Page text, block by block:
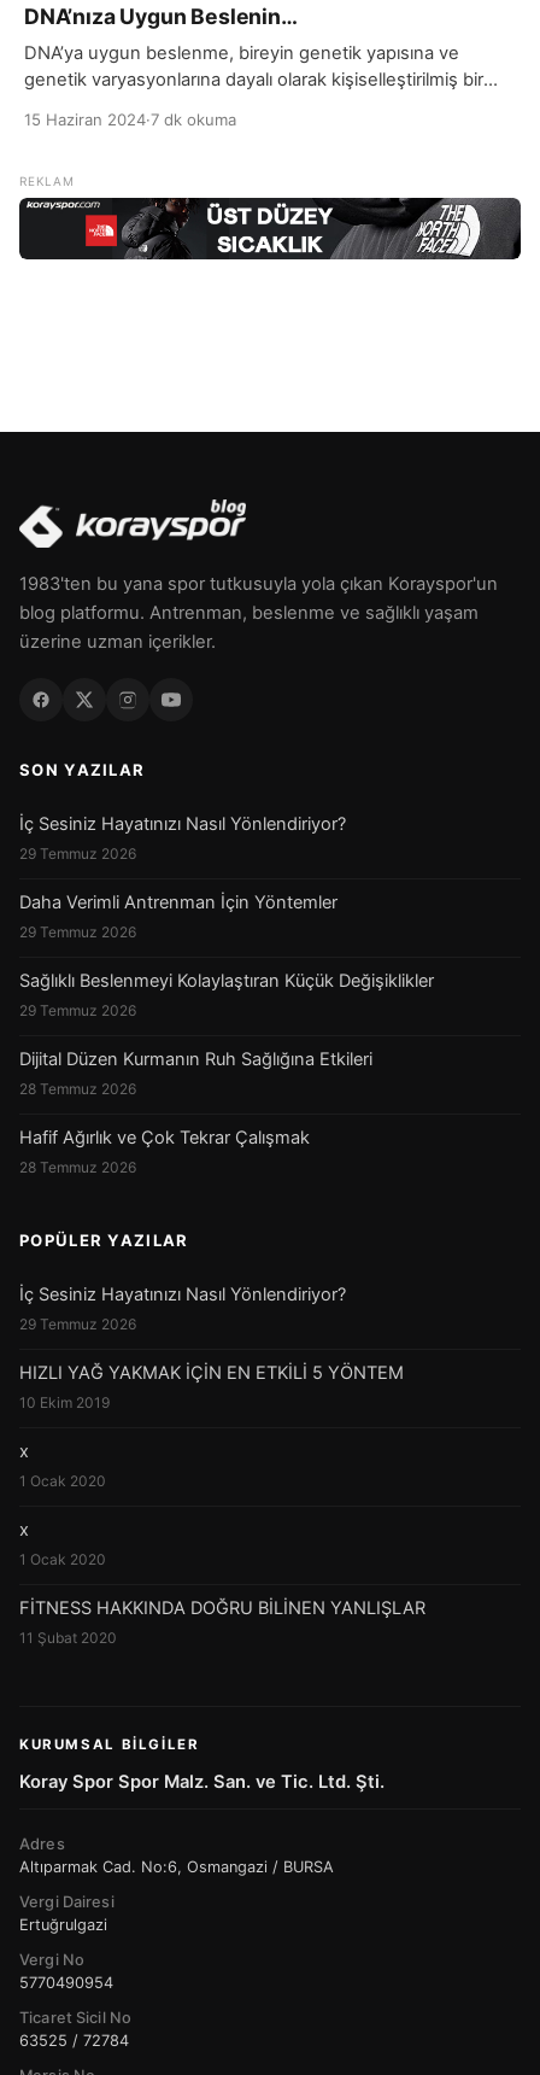
DNA’nıza Uygun Beslenin…
DNA’ya uygun beslenme, bireyin genetik yapısına ve
genetik varyasyonlarına dayalı olarak kişiselleştirilmiş bir
bu genetik farklılıklar, besinlerin vücutta nasıl işlendiği ve
beslenme, kişinin genetik özelliklerini dikkate alarak, sağlık,
kilo kontrolü, enerji seviyeleri ve genel iyilik hali gibi
faktörleri optimize etmeyi amaçlar. […]
15 Haziran 2024·7 dk okuma
1983'ten bu yana spor tutkusuyla yola çıkan Korayspor'un
blog platformu. Antrenman, beslenme ve sağlıklı yaşam
üzerine uzman içerikler.
SON YAZILAR
İç Sesiniz Hayatınızı Nasıl Yönlendiriyor?
29 Temmuz 2026
Daha Verimli Antrenman İçin Yöntemler
29 Temmuz 2026
Sağlıklı Beslenmeyi Kolaylaştıran Küçük Değişiklikler
29 Temmuz 2026
Dijital Düzen Kurmanın Ruh Sağlığına Etkileri
28 Temmuz 2026
Hafif Ağırlık ve Çok Tekrar Çalışmak
28 Temmuz 2026
POPÜLER YAZILAR
İç Sesiniz Hayatınızı Nasıl Yönlendiriyor?
29 Temmuz 2026
HIZLI YAĞ YAKMAK İÇİN EN ETKİLİ 5 YÖNTEM
10 Ekim 2019
x
1 Ocak 2020
x
1 Ocak 2020
FİTNESS HAKKINDA DOĞRU BİLİNEN YANLIŞLAR
11 Şubat 2020
KURUMSAL BILGILER
Koray Spor Spor Malz. San. ve Tic. Ltd. Şti.
Adres
Altıparmak Cad. No:6, Osmangazi / BURSA
Vergi Dairesi
Ertuğrulgazi
Vergi No
5770490954
Ticaret Sicil No
63525 / 72784